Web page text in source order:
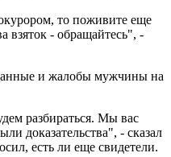
то поживите еще
взяток - обращайтесь", -
и жалобы мужчины на
разбираться. Мы вас
доказательства", - сказал
есть ли еще свидетели.